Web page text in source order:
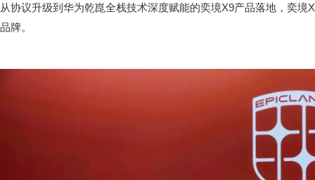
从协议升级到华为乾崑全栈技术深度赋能的奕境X9产品落地，奕境
品牌。